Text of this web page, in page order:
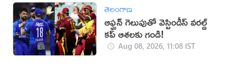
తెలంగాణ
ఆఫ్ఘన్ గెలుపుతో వెస్టిండీస్ వరల్డ్
కప్ ఆశలకు గండి!
Aug 08, 2026, 11:08 IST